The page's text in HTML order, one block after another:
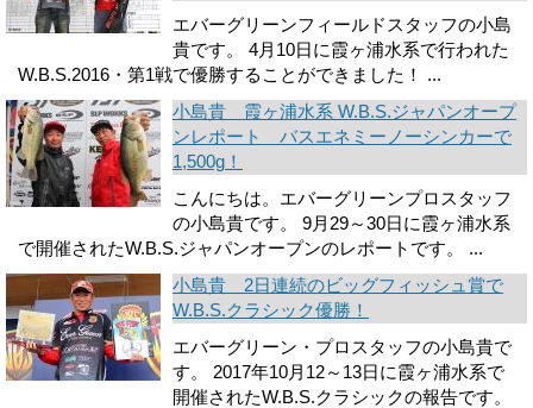
エバーグリーンフィールドスタッフの小島
貴です。 4月10日に霞ヶ浦水系で行われた
W.B.S.2016・第1戦で優勝することができました！ ...
小島貴 霞ヶ浦水系 W.B.S.ジャパンオープ
ンレポート バスエネミーノーシンカーで
1,500g！
こんにちは。エバーグリーンプロスタッフ
の小島貴です。 9月29～30日に霞ヶ浦水系
で開催されたW.B.S.ジャパンオープンのレポートです。 ...
小島貴 2日連続のビッグフィッシュ賞で
W.B.S.クラシック優勝！
エバーグリーン・プロスタッフの小島貴で
す。 2017年10月12～13日に霞ヶ浦水系で
開催されたW.B.S.クラシックの報告です。